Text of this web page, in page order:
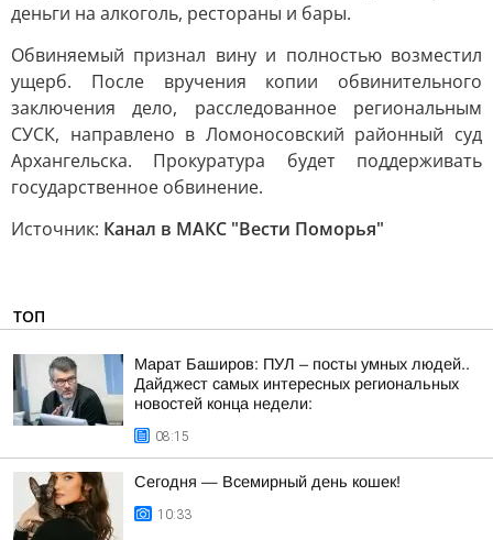
деньги на алкоголь, рестораны и бары.
Обвиняемый признал вину и полностью возместил
ущерб. После вручения копии обвинительного
заключения дело, расследованное региональным
СУСК, направлено в Ломоносовский районный суд
Архангельска. Прокуратура будет поддерживать
государственное обвинение.
Источник: Канал в МАКС "Вести Поморья"
ТОП
Марат Баширов: ПУЛ – посты умных людей..
Дайджест самых интересных региональных
новостей конца недели:
08:15
Сегодня — Всемирный день кошек!
10:33